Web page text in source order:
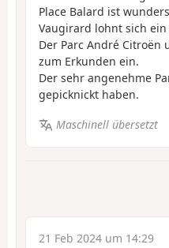
Place Balard ist
Vaugirard lohnt sich
Der Parc André Citroën
zum Erkunden ein.
Der sehr angenehme
gepicknickt haben.
Maschinell übersetzt
21 Feb 2024 um 14:29